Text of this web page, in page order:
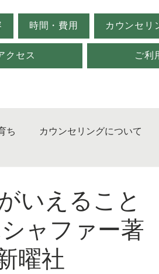
時間・費用 カウンセリ
クセス ご利
ち カウンセリングについて
がいえること
ャファー著
曜社